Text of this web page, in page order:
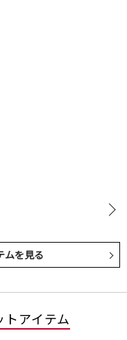
ムを見る
アイテム